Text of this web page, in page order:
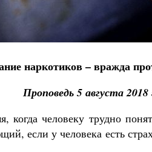
наркотиков – вражда
Проповедь 5 августа 2018
человеку трудно
если у человека есть